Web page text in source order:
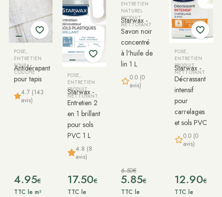
POSE,
ENTRETIEN
SOUS
COUCHE
Antidérapant
pour tapis
4.7 (143
avis)
4.95€
TTC le m²
POSE,
ENTRETIEN
PRODUIT
NETTOYANT
Starwax -
Entretien 2
en 1 brillant
pour sols
PVC 1 L
4.8 (8
avis)
17.50€
TTC le
ENTRETIEN
NATUREL
PRODUIT
NETTOYANT
Starwax -
Savon noir
concentré
à l'huile de
lin 1 L
0.0 (0
avis)
6.50€
5.85€
TTC le
POSE,
ENTRETIEN
PRODUIT
NETTOYANT
Starwax -
Décrassant
intensif
pour
carrelages
et sols PVC
0.0 (0
avis)
12.90€
TTC le